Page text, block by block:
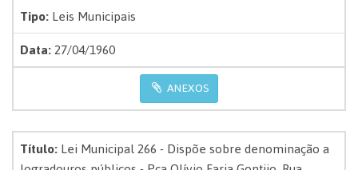
Tipo:Leis Municipais
Data:27/04/1960
ANEXOS
Título:Lei Municipal 266 - Dispõe sobre denominação a